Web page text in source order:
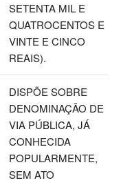
SETENTA MIL E
QUATROCENTOS E
VINTE E CINCO
REAIS).
DISPÕE SOBRE
DENOMINAÇÃO DE
VIA PÚBLICA, JÁ
CONHECIDA
POPULARMENTE,
SEM ATO